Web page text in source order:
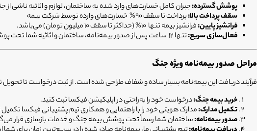
پوشش گسترده:جبران کامل خسارت‌های وارد شده به ساختمان، لوازم و اثاثیه ناشی از
سقف پرداخت بالا:پرداخت تا سقف 90% خسارت‌های وارده توسط شرکت بیمه
فرانشیز پایین:فرانشیز بیمه تنها 10% (حداکثر تا سقف 10 میلیون تومان) می‌باشد.
فعال‌سازی سریع:تنها 12 ساعت پس از صدور بیمه‌نامه، ساختمان و اثاثیه شما تحت پوشش کامل قرار گرفته و قابل استفاده است.
مراحل صدور بیمه‌نامه ویژه جنگ
فرآیند دریافت این بیمه‌نامه بسیار ساده و شفاف طراحی شده است. از ثبت درخواست تا تحویل
خرید بیمه جنگ:درخواست خود را به‌راحتی در اپلیکیشن فیکسا ثبت کنید.
تکمیل مدارک:مدارک هویتی خود را با راهنمایی و همکاری تیم پشتیبانی فیکسا تکمیل
صدور بیمه‌نامه:ساختمان شما رسماً تحت پوشش بیمه جنگ و خدمات بازسازی قرار